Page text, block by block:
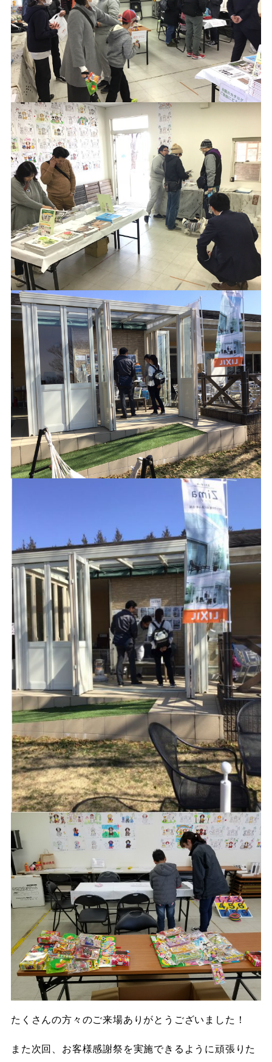
たくさんの方々のご来場ありがとうございました！
また次回、お客様感謝祭を実施できるように頑張りた